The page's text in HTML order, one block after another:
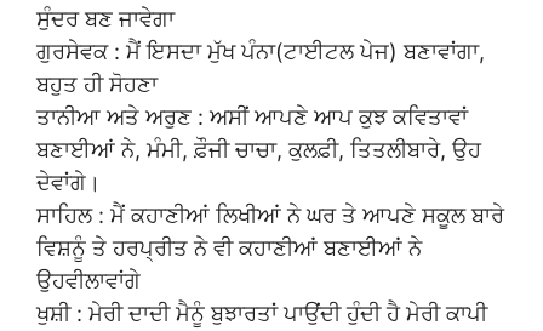
ਸੁੰਦਰ ਬਣ ਜਾਵੇਗਾ
ਗੁਰਸੇਵਕ : ਮੈਂ ਇਸਦਾ ਮੁੱਖ ਪੰਨਾ(ਟਾਈਟਲ ਪੇਜ) ਬਣਾਵਾਂਗਾ,
ਬਹੁਤ ਹੀ ਸੋਹਣਾ
ਤਾਨੀਆ ਅਤੇ ਅਰੁਣ : ਅਸੀਂ ਆਪਣੇ ਆਪ ਕੁਝ ਕਵਿਤਾਵਾਂ
ਬਣਾਈਆਂ ਨੇ, ਮੰਮੀ, ਫ਼ੌਜੀ ਚਾਚਾ, ਕੁਲਫ਼ੀ, ਤਿਤਲੀਬਾਰੇ, ਉਹ
ਦੇਵਾਂਗੇ।
ਸਾਹਿਲ : ਮੈਂ ਕਹਾਣੀਆਂ ਲਿਖੀਆਂ ਨੇ ਘਰ ਤੇ ਆਪਣੇ ਸਕੂਲ ਬਾਰੇ
ਵਿਸ਼ਨੂੰ ਤੇ ਹਰਪ੍ਰੀਤ ਨੇ ਵੀ ਕਹਾਣੀਆਂ ਬਣਾਈਆਂ ਨੇ
ਉਹਵੀਲਾਵਾਂਗੇ
ਖੁਸ਼ੀ : ਮੇਰੀ ਦਾਦੀ ਮੈਨੂੰ ਬੁਝਾਰਤਾਂ ਪਾਉਂਦੀ ਹੁੰਦੀ ਹੈ ਮੇਰੀ ਕਾਪੀ